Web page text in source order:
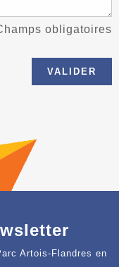
obligatoires
Artois-Flandres en